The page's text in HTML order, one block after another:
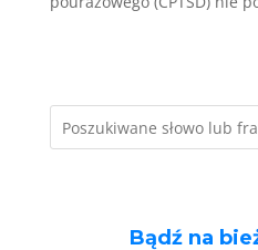
Bądź na